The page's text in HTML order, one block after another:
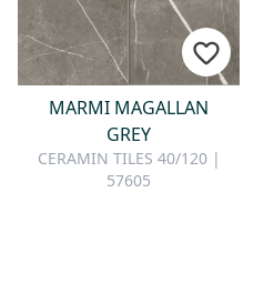
MARMI MAGALLAN
GREY
CERAMIN TILES 40/120 |
57605